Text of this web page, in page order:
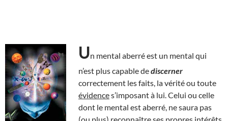
Un mental aberré est un mental qui
n’est plus capable dediscerner
correctement les faits, la vérité ou toute
évidences’imposant à lui. Celui ou celle
dont le mental est aberré, ne saura pas
(ou plus) reconnaître ses propres intérêts